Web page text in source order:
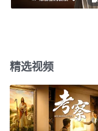
精选视频